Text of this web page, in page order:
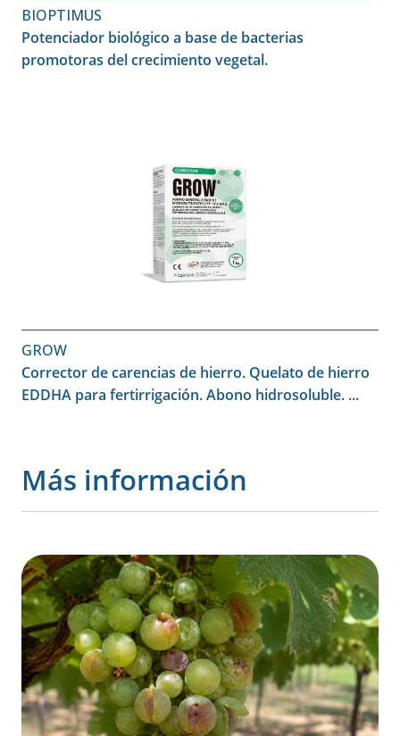
BIOPTIMUS
Potenciador biológico a base de bacterias
promotoras del crecimiento vegetal.
GROW
Corrector de carencias de hierro. Quelato de hierro
EDDHA para fertirrigación. Abono hidrosoluble. ...
Más información